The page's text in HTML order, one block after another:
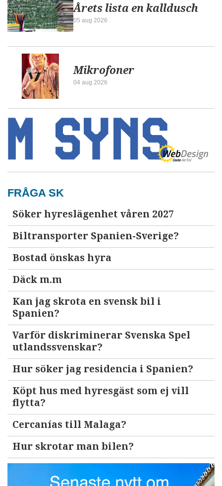
Årets lista en kalldusch
05 aug 2026
Mikrofoner
04 aug 2026
FRÅGA SK
Söker hyreslägenhet våren 2027
Biltransporter Spanien-Sverige?
Bostad önskas hyra
Däck m.m
Kan jag skrota en svensk bil i
Spanien?
Varför diskriminerar Svenska Spel
utlandssvenskar?
Hur söker jag residencia i Spanien?
Köpt hus med hyresgäst som ej vill
flytta?
Cercanías till Malaga?
Hur skrotar man bilen?